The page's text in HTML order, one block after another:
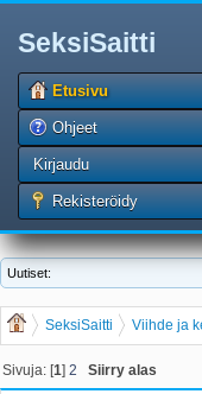
SeksiSaitti
Etusivu
Ohjeet
Kirjaudu
Rekisteröidy
Uutiset:
SeksiSaitti Viihde ja
Sivuja: [1]2 Siirry alas